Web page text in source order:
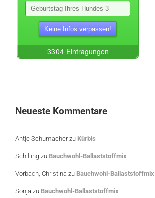
Neueste Kommentare
Antje Schumacherzu Kürbis
Schilling zu Bauchwohl-Ballaststoffmix
Vorbach, Christina zu Bauchwohl-Ballaststoffmix
Sonja zu Bauchwohl-Ballaststoffmix